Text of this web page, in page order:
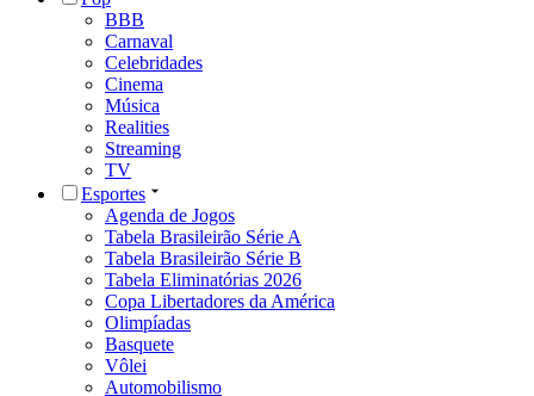
BBB
Carnaval
Celebridades
Cinema
Música
Realities
Streaming
TV
Esportes
Agenda de Jogos
Tabela Brasileirão Série A
Tabela Brasileirão Série B
Tabela Eliminatórias 2026
Copa Libertadores da América
Olimpíadas
Basquete
Vôlei
Automobilismo